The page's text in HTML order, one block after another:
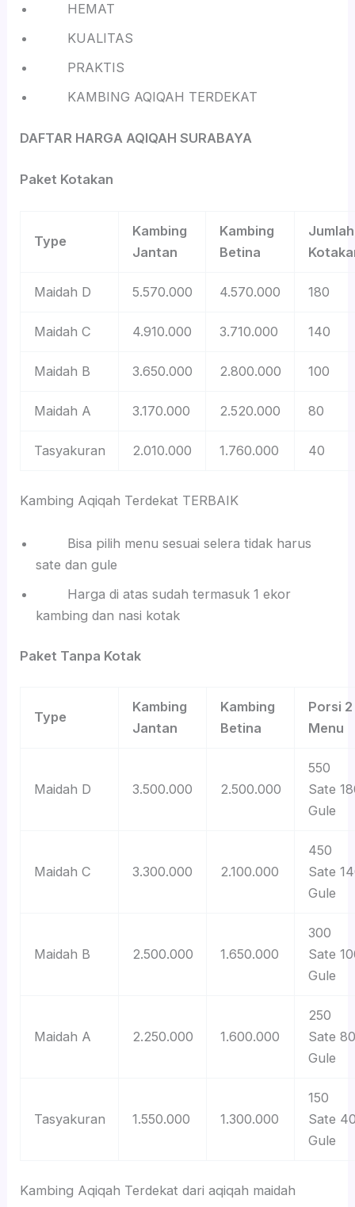
HEMAT
KUALITAS
PRAKTIS
KAMBING AQIQAH TERDEKAT
DAFTAR HARGA AQIQAH SURABAYA
Paket Kotakan
Type
Kambing
Jantan
Kambing
Betina
Jumlah
Maidah D 5.570.000 4.570.000 180
Maidah C 4.910.000 3.710.000 140
Maidah B 3.650.000 2.800.000 100
Maidah A 3.170.000 2.520.000 80
Tasyakuran 2.010.000 1.760.000 40
Kambing Aqiqah Terdekat TERBAIK
Bisa pilih menu sesuai selera tidak harus
sate dan gule
Harga di atas sudah termasuk 1 ekor
kambing dan nasi kotak
Paket Tanpa Kotak
Type
Kambing
Jantan
Kambing
Betina
Porsi 2
Menu
Maidah D 3.500.000 2.500.000
550
Sate
Gule
Maidah C 3.300.000 2.100.000
450
Sate
Gule
Maidah B 2.500.000 1.650.000
300
Sate
Gule
Maidah A 2.250.000 1.600.000
250
Sate 80
Gule
Tasyakuran 1.550.000 1.300.000
150
Sate
Gule
Kambing Aqiqah Terdekat dari aqiqah maidah